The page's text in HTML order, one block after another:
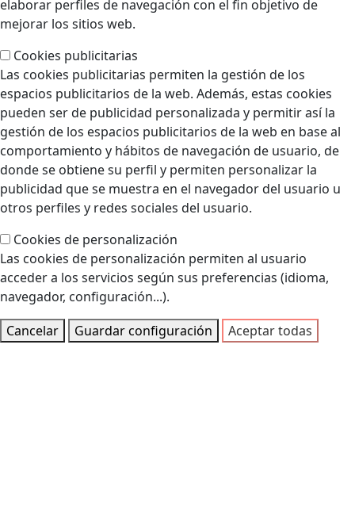
elaborar perfiles de navegación con el fin objetivo de
mejorar los sitios web.
Cookies publicitarias
Las cookies publicitarias permiten la gestión de los
espacios publicitarios de la web. Además, estas cookies
pueden ser de publicidad personalizada y permitir así la
gestión de los espacios publicitarios de la web en base al
comportamiento y hábitos de navegación de usuario, de
donde se obtiene su perfil y permiten personalizar la
publicidad que se muestra en el navegador del usuario u
otros perfiles y redes sociales del usuario.
Cookies de personalización
Las cookies de personalización permiten al usuario
acceder a los servicios según sus preferencias (idioma,
navegador, configuración...).
Cancelar
Guardar configuración Aceptar todas